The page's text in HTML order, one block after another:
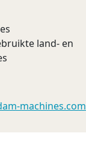
land- en
machines.com